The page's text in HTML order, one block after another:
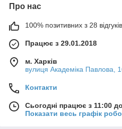
Про нас
100% позитивних з 28
Працює з 29.01.2018
м. Харків
вулиця Академіка Павлова,
Контакти
Сьогодні працює з 11:00
Показати весь графік